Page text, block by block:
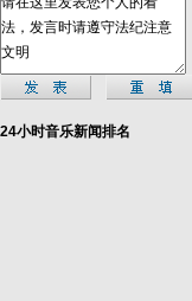
24小时音乐新闻排名